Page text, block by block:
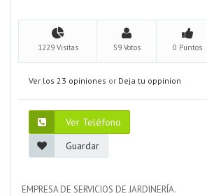
1229 Visitas 59 Votos 0 Puntos
Ver los 23 opiniones or Deja tu oppinion
Ver Teléfono
Guardar
EMPRESA DE SERVICIOS DE JARDINERÍA.